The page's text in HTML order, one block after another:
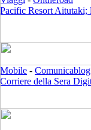
Pacific Resort Aitutaki;
Mobile - Comunicablog
Corriere della Sera